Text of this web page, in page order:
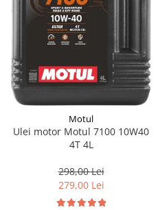
Motul
Ulei motor Motul 7100 10W40
4T 4L
298,00 Lei
279,00 Lei